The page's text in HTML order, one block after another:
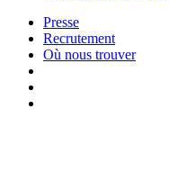
Presse
Recrutement
Où nous trouver